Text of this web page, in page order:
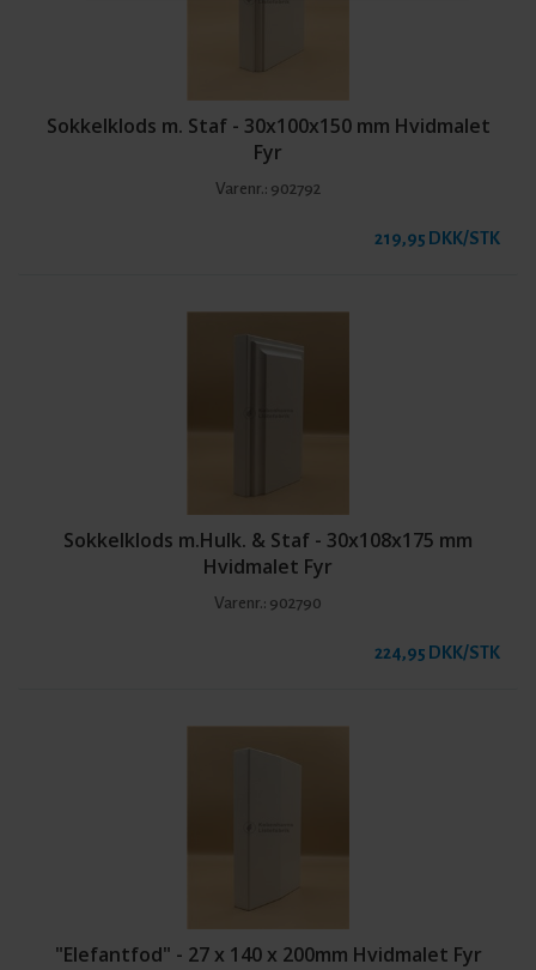
Sokkelklods m. Staf - 30x100x150 mm Hvidmalet
Fyr
Varenr.: 902792
219,95 DKK/STK
Sokkelklods m.Hulk. & Staf - 30x108x175 mm
Hvidmalet Fyr
Varenr.: 902790
224,95 DKK/STK
"Elefantfod" - 27 x 140 x 200mm Hvidmalet Fyr